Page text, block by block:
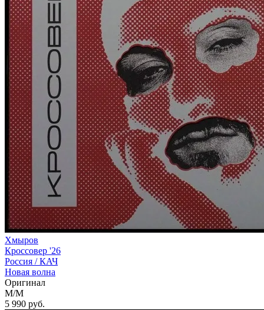
Хмыров
Кроссовер '26
Россия /КАЧ
Новая волна
Оригинал
M/M
5 990 руб.